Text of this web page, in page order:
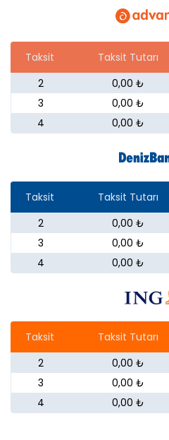
Taksit Taksit Tutarı
2
0,00 ₺
3
0,00 ₺
4
0,00 ₺
Taksit Taksit Tutarı
2
0,00 ₺
3
0,00 ₺
4
0,00 ₺
Taksit Taksit Tutarı
2
0,00 ₺
3
0,00 ₺
4
0,00 ₺